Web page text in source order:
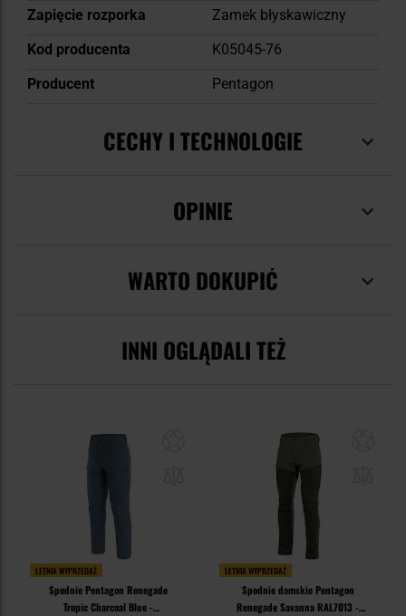
Zapięcie rozporka
Zamek błyskawiczny
Kod producenta
K05045-76
Producent
Pentagon
CECHY I TECHNOLOGIE
OPINIE
WARTO DOKUPIĆ
INNI OGLĄDALI TEŻ
LETNIA WYPRZEDAŻ
Spodnie Pentagon Renegade
Tropic Charcoal Blue -
LETNIA WYPRZEDAŻ
Spodnie damskie Pentagon
Renegade Savanna RAL7013 -